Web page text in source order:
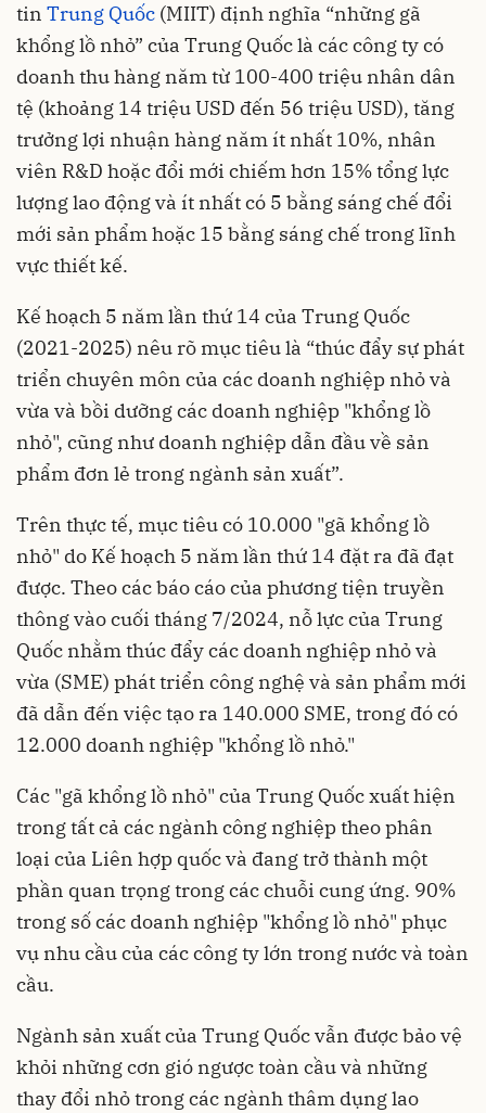
tin Trung Quốc (MIIT) định nghĩa “những gã
khổng lồ nhỏ” của Trung Quốc là các công ty có
doanh thu hàng năm từ 100-400 triệu nhân dân
tệ (khoảng 14 triệu USD đến 56 triệu USD), tăng
trưởng lợi nhuận hàng năm ít nhất 10%, nhân
viên R&D hoặc đổi mới chiếm hơn 15% tổng lực
lượng lao động và ít nhất có 5 bằng sáng chế đổi
mới sản phẩm hoặc 15 bằng sáng chế trong lĩnh
vực thiết kế.
Kế hoạch 5 năm lần thứ 14 của Trung Quốc
(2021-2025) nêu rõ mục tiêu là “thúc đẩy sự phát
triển chuyên môn của các doanh nghiệp nhỏ và
vừa và bồi dưỡng các doanh nghiệp "khổng lồ
nhỏ", cũng như doanh nghiệp dẫn đầu về sản
phẩm đơn lẻ trong ngành sản xuất”.
Trên thực tế, mục tiêu có 10.000 "gã khổng lồ
nhỏ" do Kế hoạch 5 năm lần thứ 14 đặt ra đã đạt
được. Theo các báo cáo của phương tiện truyền
thông vào cuối tháng 7/2024, nỗ lực của Trung
Quốc nhằm thúc đẩy các doanh nghiệp nhỏ và
vừa (SME) phát triển công nghệ và sản phẩm mới
đã dẫn đến việc tạo ra 140.000 SME, trong đó có
12.000 doanh nghiệp "khổng lồ nhỏ."
Các "gã khổng lồ nhỏ" của Trung Quốc xuất hiện
trong tất cả các ngành công nghiệp theo phân
loại của Liên hợp quốc và đang trở thành một
phần quan trọng trong các chuỗi cung ứng. 90%
trong số các doanh nghiệp "khổng lồ nhỏ" phục
vụ nhu cầu của các công ty lớn trong nước và toàn
cầu.
Ngành sản xuất của Trung Quốc vẫn được bảo vệ
khỏi những cơn gió ngược toàn cầu và những
thay đổi nhỏ trong các ngành thâm dụng lao